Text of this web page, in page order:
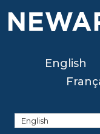
Skip
English